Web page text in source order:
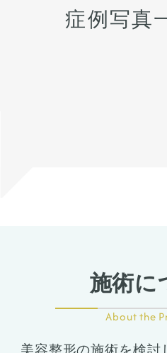
ご本人様もご満足していただ
いております。
脂肪が多い方は脂肪吸引
切な施術を単体、もしくは組
み合わせることで余白を減ら
パリ感が出ても動かして大丈
夫です。 ごく稀に感染や痺れ
症例写真
施術に
About the
美容整形の施術を検